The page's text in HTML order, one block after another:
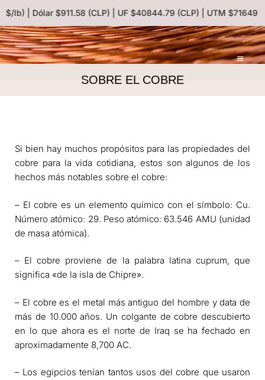
lb) | Dólar $911.58 (CLP) | UF $40844.79 (CLP) | UTM $71649
SOBRE EL COBRE
Si bien hay muchos propósitos para las propiedades del
cobre para la vida cotidiana, estos son algunos de los
hechos más notables sobre el cobre:
– El cobre es un elemento químico con el símbolo: Cu.
Número atómico: 29. Peso atómico: 63.546 AMU (unidad
de masa atómica).
– El cobre proviene de la palabra latina cuprum, que
significa «de la isla de Chipre».
– El cobre es el metal más antiguo del hombre y data de
más de 10.000 años. Un colgante de cobre descubierto
en lo que ahora es el norte de Iraq se ha fechado en
aproximadamente 8,700 AC.
– Los egipcios tenían tantos usos del cobre que usaron